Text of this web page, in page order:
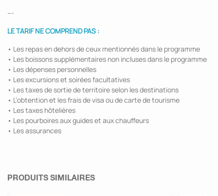
---
LE TARIF NE COMPREND PAS :
• Les repas en dehors de ceux mentionnés dans le programme
• Les boissons supplémentaires non incluses dans le programme
• Les dépenses personnelles
• Les excursions et soirées facultatives
• Les taxes de sortie de territoire selon les destinations
• L’obtention et les frais de visa ou de carte de tourisme
• Les taxes hôtelières
• Les pourboires aux guides et aux chauffeurs
• Les assurances
PRODUITS SIMILAIRES